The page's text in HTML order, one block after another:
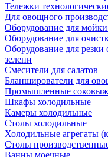
Тележки
Для овощного
Оборудование для
Оборудование для
Оборудование для
зелени
Смесители для салатов
Бланширователи для
Промышленные
Шкафы холодильные
Камеры холодильные
Столы холодильные
Холодильные агрегаты
Столы
Ванны моечные